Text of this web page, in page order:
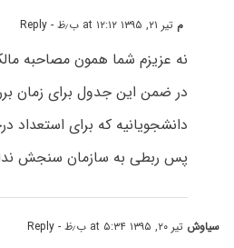
م تیر ۲۱, ۱۳۹۵ at ۱۲:۱۲ ب٫ظ - Reply
نه عزیزم شما همون مصاحبه
در ضمن این جدول برای زمان
دانشجویانیه که برای استعداد
پس ربطی به سازمان سنجش
سیاوش تیر ۲۰, ۱۳۹۵ at ۵:۳۴ ب٫ظ - Reply